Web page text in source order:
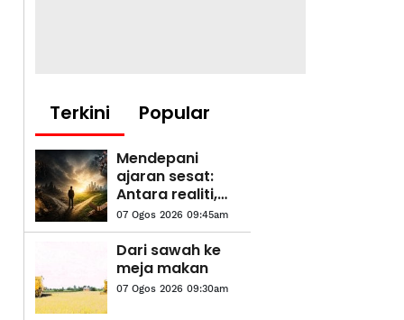
Terkini Popular
Mendepani
ajaran sesat:
Antara realiti,
sejarah dan
cabaran zaman
moden
07 Ogos 2026 09:45am
Dari sawah ke
meja makan
07 Ogos 2026 09:30am